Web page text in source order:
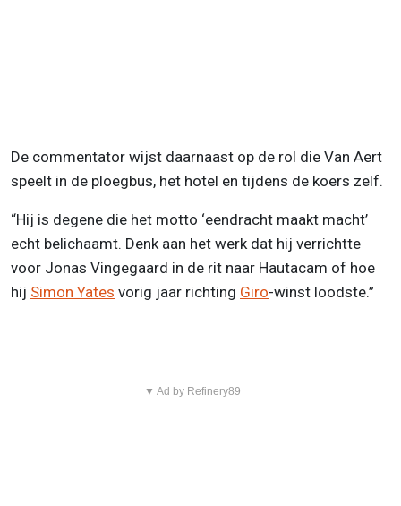
De commentator wijst daarnaast op de rol die Van Aert
speelt in de ploegbus, het hotel en tijdens de koers zelf.
“Hij is degene die het motto ‘eendracht maakt macht’
echt belichaamt. Denk aan het werk dat hij verrichtte
voor Jonas Vingegaard in de rit naar Hautacam of hoe
hij Simon Yates vorig jaar richting Giro-winst loodste.”
▼ Ad by Refinery89